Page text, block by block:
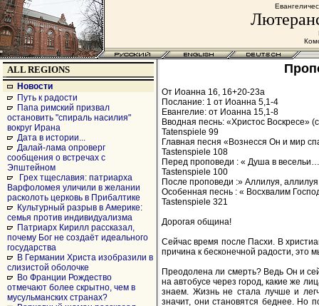
ALL REGIONS
Новости
Путь к радости
Папа римский призвал
остановить "спираль насилия"
вокруг Ирана
Дата в истории...
Далай-лама опроверг
сообщения о встречах с
Эпштейном
Грех тщеславия: патриарха
Варфоломея уличили в желании
расколоть церковь в Прибалтике
Культурный разрыв в Америке:
семья против индивидуализма
Патриарх Кирилл рассказал,
почему Бог не создаёт идеального
государства
В Германии Христа изобразили в
слизистой оболочке
Во Франции Рождество
отмечают более скрытно, чем в
мусульманских странах?
От Иоанна 16, 16+20-23а
Послание: 1 от Иоанна 5,1-4
Евангелие: от Иоанна 15,1-8
Вводная песнь: «Христос Воскресе»
Tatenspiele 99
Главная песня «Вознесся Он и мир
Tastenspiele 108
Перед проповеди : « Душа в
Tastenspiele 100
После проповеди :» Аллилуя,
Особенная песнь : « Восхвалим
Tastenspiele 321
Дорогая община!
Сейчас время после Пасхи. В
причина к бесконечной радости, это
Преодолена ли смерть? Ведь Он и
на автобусе через город, какие же
знаем. Жизнь не стала лучше и
значит, они становятся беднее. Но